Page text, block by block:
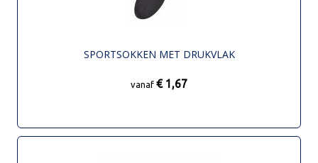
SPORTSOKKEN MET DRUKVLAK
vanaf € 1,67